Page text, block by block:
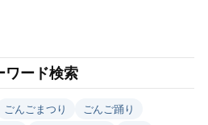
ワード検索
ごんごまつり
ごんご踊り